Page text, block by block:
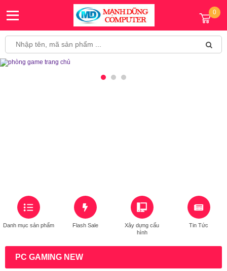
0
Danh mục sản phẩm Flash Sale
Xây dựng cấu
hình
Tin Tức
PC GAMING NEW